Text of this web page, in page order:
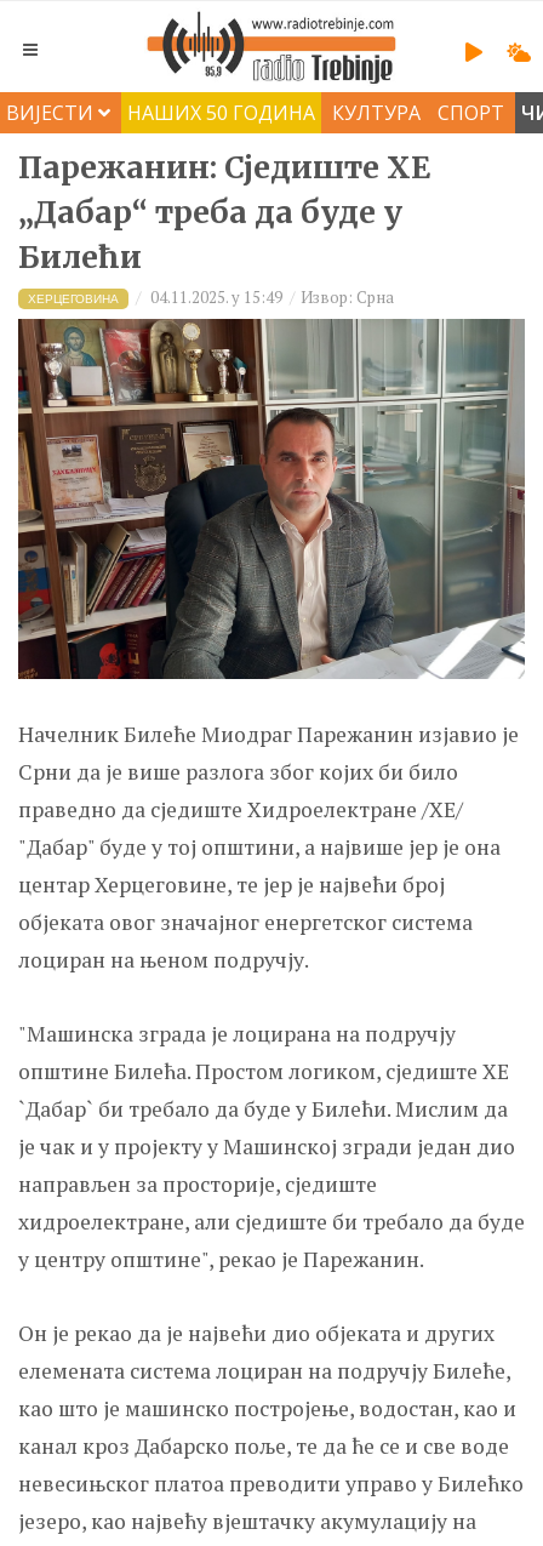
ВИЈЕСТИ НАШИХ 50 ГОДИНА КУЛТУРА СПОРТ
Парежанин: Сједиште ХЕ
„Дабар“ треба да буде у
Билећи
ХЕРЦЕГОВИНА 04.11.2025. у 15:49 Извор: Срна
Начелник Билеће Миодраг Парежанин изјавио је
Срни да је више разлога због којих би било
праведно да сједиште Хидроелектране /ХЕ/
"Дабар" буде у тој општини, а највише јер је она
центар Херцеговине, те јер је највећи број
објеката овог значајног енергетског система
лоциран на њеном подручју.
"Машинска зграда је лоцирана на подручју
општине Билећа. Простом логиком, сједиште ХЕ
`Дабар` би требало да буде у Билећи. Мислим да
је чак и у пројекту у Машинској згради један дио
направљен за просторије, сједиште
хидроелектране, али сједиште би требало да буде
у центру општине", рекао је Парежанин.
Он је рекао да је највећи дио објеката и других
елемената система лоциран на подручју Билеће,
као што је машинско постројење, водостан, као и
канал кроз Дабарско поље, те да ће се и све воде
невесињског платоа преводити управо у Билећко
језеро, као највећу вјештачку акумулацију на